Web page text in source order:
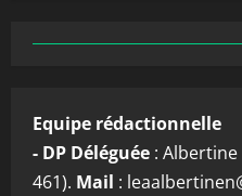
Equipe rédactionnelle
- DP Déléguée : Albertine
461). Mail :